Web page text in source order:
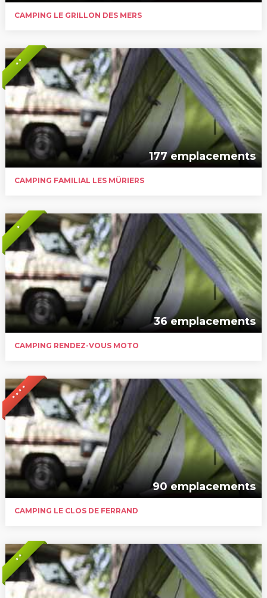
CAMPING LE GRILLON DES MERS
* *
177 emplacements
CAMPING FAMILIAL LES MÛRIERS
*
36 emplacements
CAMPING RENDEZ-VOUS MOTO
* * * *
90 emplacements
CAMPING LE CLOS DE FERRAND
* *